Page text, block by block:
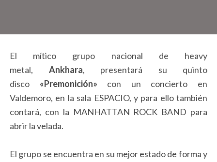
El mítico grupo nacional de heavy
metal, Ankhara, presentará su quinto
disco «Premonición» con un concierto en
Valdemoro, en la sala ESPACIO, y para ello también
contará, con la MANHATTAN ROCK BAND para
abrir la velada.
El grupo se encuentra en su mejor estado de forma y